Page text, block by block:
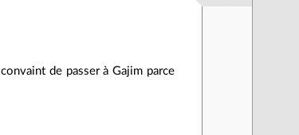
de passer à Gajim parce